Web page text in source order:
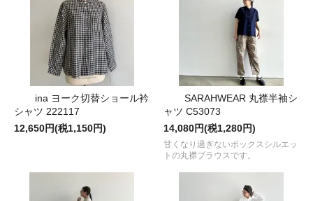
ina ヨーク切替ショール衿
シャツ 222117
12,650円(税1,150円)
SARAHWEAR 丸襟半袖シ
ャツ C53073
14,080円(税1,280円)
甘くなり過ぎないボックスシルエッ
トの丸襟ブラウスです。